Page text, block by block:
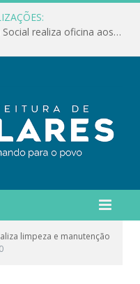
Conselho Municipal de Assistência Social realiza oficina aos servidores
limpeza e manutenção